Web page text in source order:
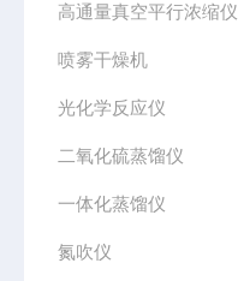
高通量真空平行浓缩仪
喷雾干燥机
光化学反应仪
二氧化硫蒸馏仪
一体化蒸馏仪
氮吹仪